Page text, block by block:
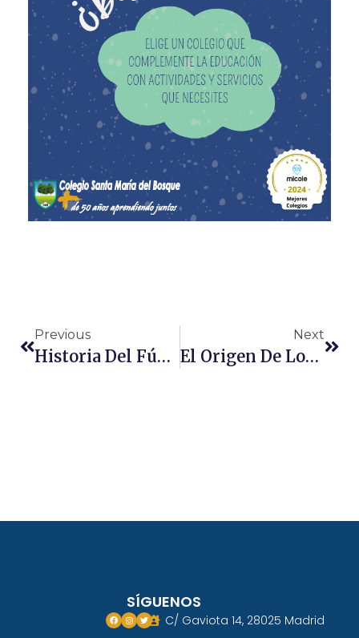
Previous
Historia Del Fúbol Sala
Next
El Origen De Los Juegos Olímpicos
C/ Gaviota 14, 28025 Madrid
SÍGUENOS